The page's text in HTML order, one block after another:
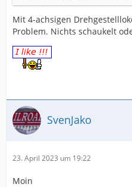
Mit 4-achsigen
Problem. Nichts schaukelt
SvenJako
23. April 2023 um 19:22
Moin